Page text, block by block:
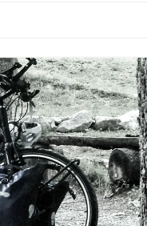
ARDÈCHE SCHLUCHT
APULIEN –
– BALKAN
ROADTRIP GRIECHENLAND UND